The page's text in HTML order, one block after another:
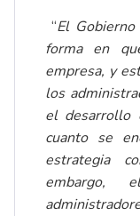
“El
forma en
empresa, y
los
el desarrollo
cuanto se
estrategia
embargo,